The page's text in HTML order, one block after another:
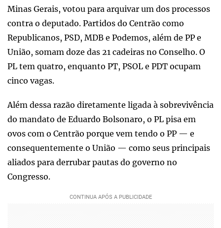
Minas Gerais, votou para arquivar um dos processos
contra o deputado. Partidos do Centrão como
Republicanos, PSD, MDB e Podemos, além de PP e
União, somam doze das 21 cadeiras no Conselho. O
PL tem quatro, enquanto PT, PSOL e PDT ocupam
cinco vagas.
Além dessa razão diretamente ligada à sobrevivência
do mandato de Eduardo Bolsonaro, o PL pisa em
ovos com o Centrão porque vem tendo o PP — e
consequentemente o União — como seus principais
aliados para derrubar pautas do governo no
Congresso.